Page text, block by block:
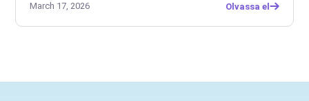
March 17, 2026 Olvassa el